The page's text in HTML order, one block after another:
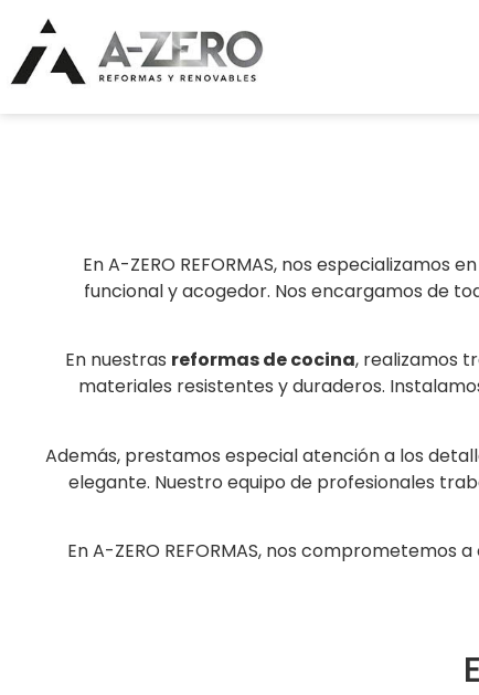
En A-ZERO REFORMAS, nos especializamos en
funcional y acogedor. Nos encargamos de
En nuestras reformas de cocina, realizamos
materiales resistentes y duraderos.
Además, prestamos especial atención a los
elegante. Nuestro equipo de profesionales
En A-ZERO REFORMAS, nos